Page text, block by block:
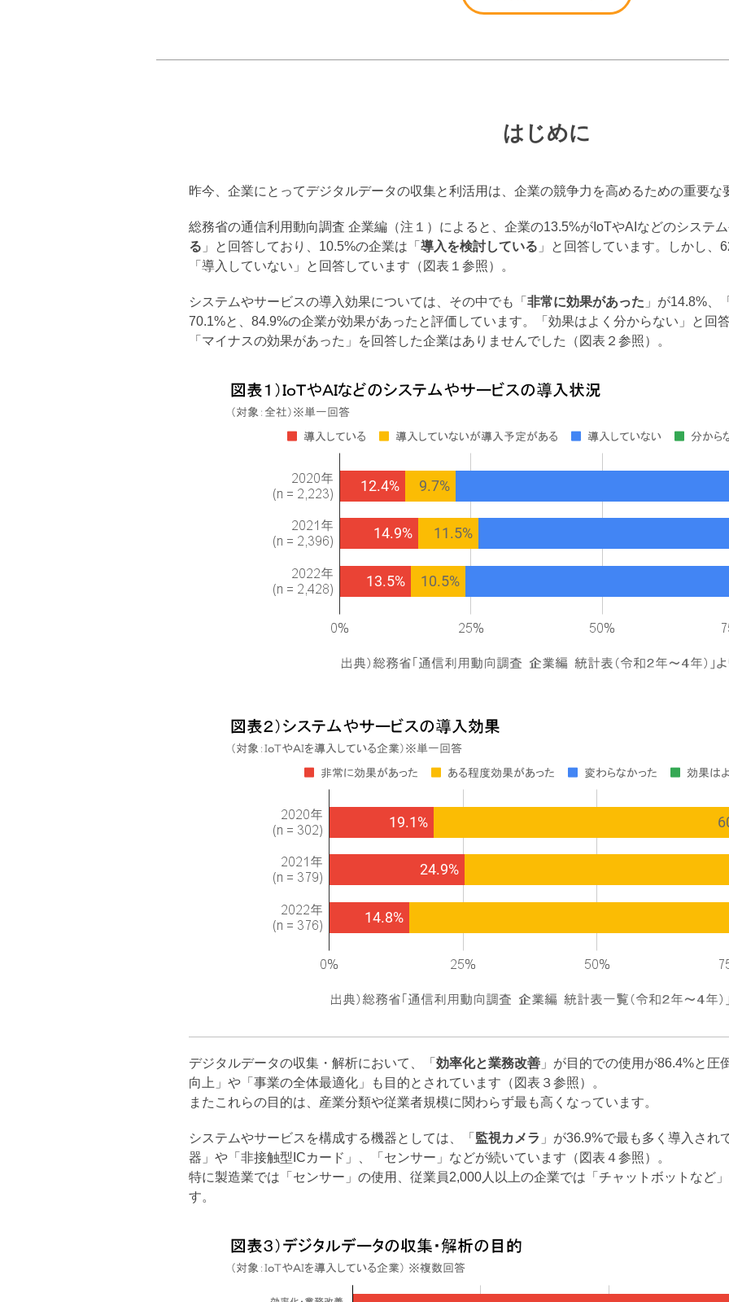
はじめに
昨今、企業にとってデジタルデータの収集と利活用は、企業の競争力を高めるための重要な
総務省の通信利用動向調査 企業編（注１）によると、企業の13.5%がIoTやAIなどのシステム
る 」と回答しており、10.5%の企業は「 導入を検討している 」と回答しています。しかし、
「導入していない」と回答しています（図表１参照）。
システムやサービスの導入効果については、その中でも「 非常に効果があった 」が14.8%、「
70.1%と、84.9%の企業が効果があったと評価しています。「効果はよく分からない」と回
「マイナスの効果があった」を回答した企業はありませんでした（図表２参照）。
デジタルデータの収集・解析において、「 効率化と業務改善 」が目的での使用が86.4%と
向上」や「事業の全体最適化」も目的とされています（図表３参照）。
またこれらの目的は、産業分類や従業者規模に関わらず最も高くなっています。
システムやサービスを構成する機器としては、「 監視カメラ 」が36.9%で最も多く導入さ
器」や「非接触型ICカード」、「センサー」などが続いています（図表４参照）。
特に製造業では「センサー」の使用、従業員2,000人以上の企業では「チャットボットなど
す。